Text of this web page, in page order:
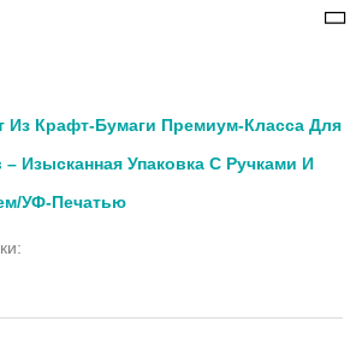
Из Крафт-Бумаги Премиум-Класса Для
Изысканная Упаковка С Ручками И
УФ-Печатью